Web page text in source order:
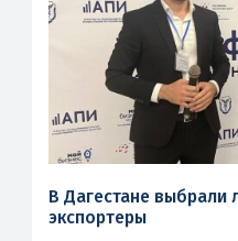
В Дагестане выбрали
экспортеры